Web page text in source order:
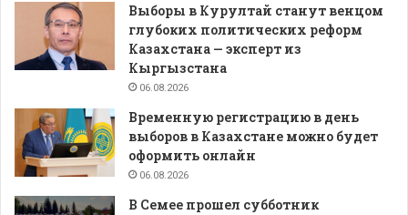
Выборы в Курултай станут венцом
глубоких политических реформ
Казахстана — эксперт из
Кыргызстана
06.08.2026
Временную регистрацию в день
выборов в Казахстане можно будет
оформить онлайн
06.08.2026
В Семее прошел субботник